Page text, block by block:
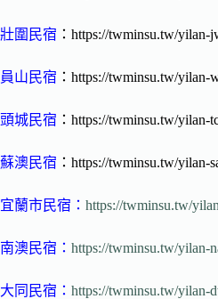
壯圍民宿 ：https://twminsu.tw/yilan-
員山民宿 ：https://twminsu.tw/yilan-
頭城民宿 ：https://twminsu.tw/yilan-
蘇澳民宿 ：https://twminsu.tw/yilan-
宜蘭市民宿 ： https://twminsu.tw/
南澳民宿 ： https://twminsu.tw/yilan-
大同民宿 ： https://twminsu.tw/yilan-